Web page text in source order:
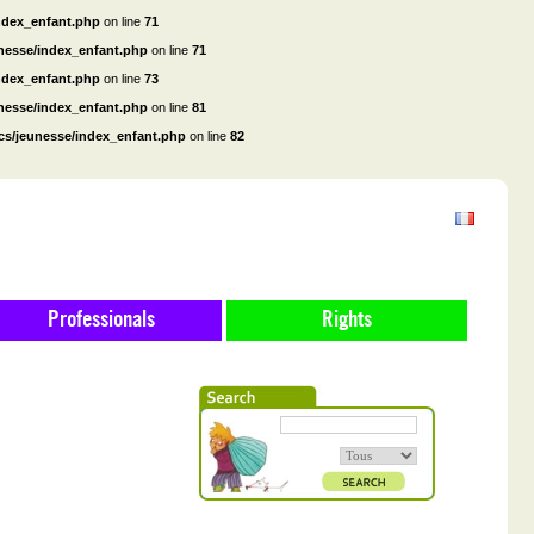
on line 71
index_enfant.php on line 71
on line 73
index_enfant.php on line 81
jeunesse/index_enfant.php on line 82
Professionals Rights